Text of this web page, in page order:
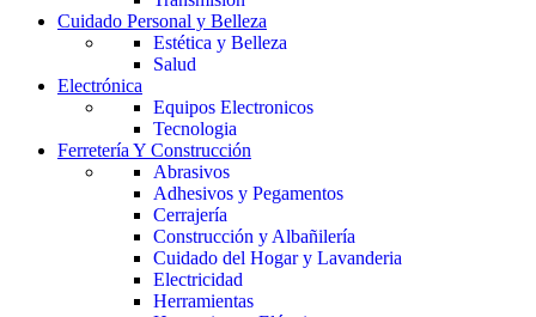
Cuidado Personal y Belleza
Estética y Belleza
Salud
Electrónica
Equipos Electronicos
Tecnologia
Ferretería Y Construcción
Abrasivos
Adhesivos y Pegamentos
Cerrajería
Construcción y Albañilería
Cuidado del Hogar y Lavanderia
Electricidad
Herramientas